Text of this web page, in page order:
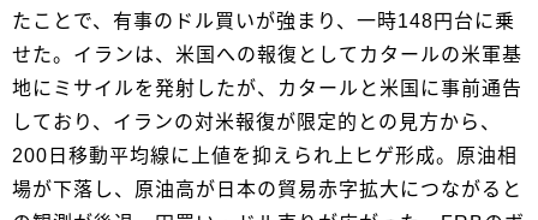
たことで、有事のドル買いが強まり、一時148円台に乗
せた。イランは、米国への報復としてカタールの米軍基
地にミサイルを発射したが、カタールと米国に事前通告
しており、イランの対米報復が限定的との見方から、
200日移動平均線に上値を抑えられ上ヒゲ形成。原油相
場が下落し、原油高が日本の貿易赤字拡大につながると